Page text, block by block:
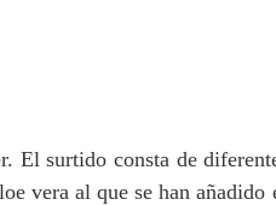
El surtido consta de
vera al que se han